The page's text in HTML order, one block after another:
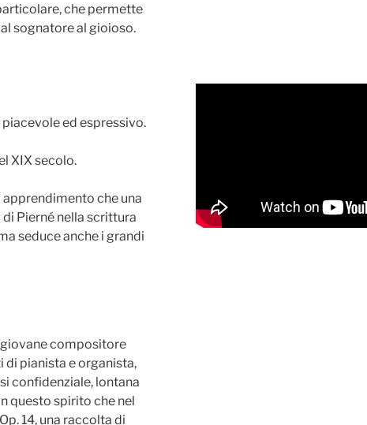
che permette
sognatore al gioioso.
ed espressivo.
XIX secolo.
che una
Pierné nella scrittura
seduce anche i grandi
giovane compositore
pianista e organista,
confidenziale, lontana
questo spirito che nel
14, una raccolta di